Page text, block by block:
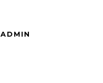
ADMIN